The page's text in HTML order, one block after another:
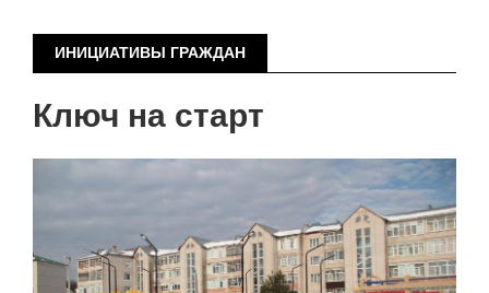
ИНИЦИАТИВЫ ГРАЖДАН
Ключ на старт